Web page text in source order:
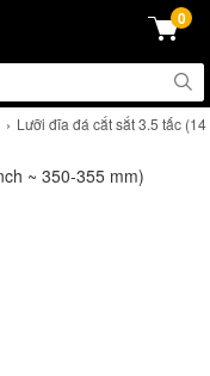
0
Lưỡi đĩa đá cắt sắt 3.5 tấc